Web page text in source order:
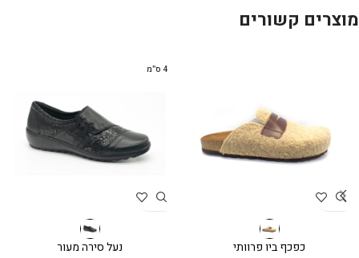
מוצרים קשורים
כפכף ביו פרוותי
4 ס"מ
נעל סירה מעור